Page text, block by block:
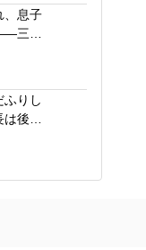
、息子
三年
帰っ
りし
後悔
探し